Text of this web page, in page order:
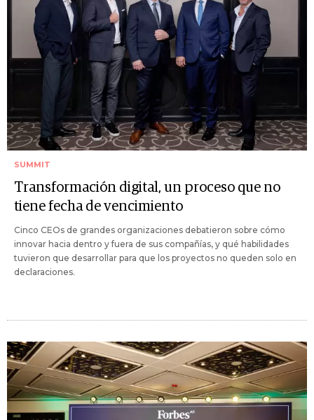
SUMMIT
Transformación digital, un proceso que no
tiene fecha de vencimiento
Cinco CEOs de grandes organizaciones debatieron sobre cómo
innovar hacia dentro y fuera de sus compañías, y qué habilidades
tuvieron que desarrollar para que los proyectos no queden solo en
declaraciones.